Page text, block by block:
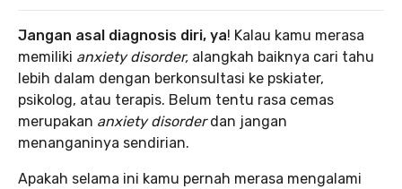
Jangan asal diagnosis diri, ya! Kalau kamu merasa
memiliki anxiety disorder, alangkah baiknya cari tahu
lebih dalam dengan berkonsultasi ke pskiater,
psikolog, atau terapis. Belum tentu rasa cemas
merupakan anxiety disorderdan jangan
menanganinya sendirian.
Apakah selama ini kamu pernah merasa mengalami